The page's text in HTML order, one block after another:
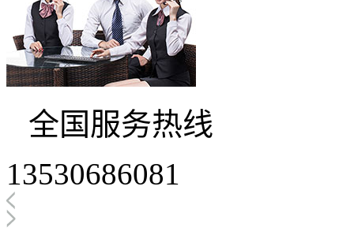
全国服务热线
13530686081